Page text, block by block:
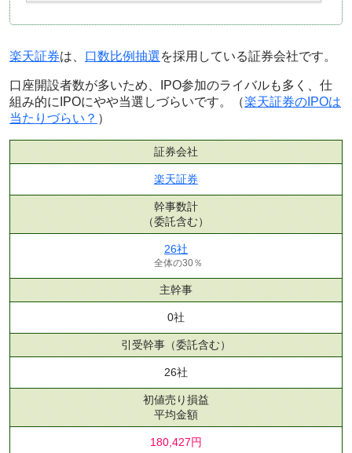
楽天証券は、 口数比例抽選を採用している証券会社です。
口座開設者数が多いため、IPO参加のライバルも多く、仕
組み的にIPOにやや当選しづらいです。（楽天証券のIPOは
当たりづらい？ ）
証券会社
楽天証券
幹事数計
（委託含む）
26社
全体の30％
主幹事
0社
引受幹事 （委託含む）
26社
初値売り損益
平均金額
180,427円